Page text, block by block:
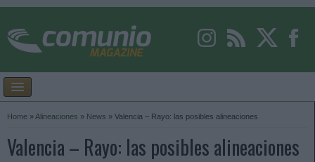
Home »Alineaciones » News » Valencia – Rayo: las posibles alineaciones
Valencia – Rayo: las posibles alineaciones